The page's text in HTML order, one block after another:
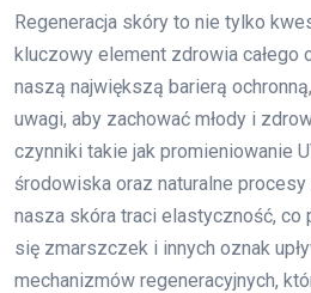
Regeneracja skóry to nie tylko
kluczowy element zdrowia całego
naszą największą barierą
uwagi, aby zachować młody i
czynniki takie jak promieniowanie
środowiska oraz naturalne
nasza skóra traci elastyczność, co
się zmarszczek i innych oznak
mechanizmów regeneracyjnych,